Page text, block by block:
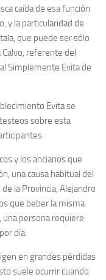
caída de esa función
y la particularidad de
que puede ser sólo
Calvo, referente del
Simplemente Evita de
Evita se
sobre esta
y los ancianos que
una causa habitual del
la Provincia, Alejandro
que beber la misma
una persona requiere
día.
en grandes pérdidas
suele ocurrir cuando